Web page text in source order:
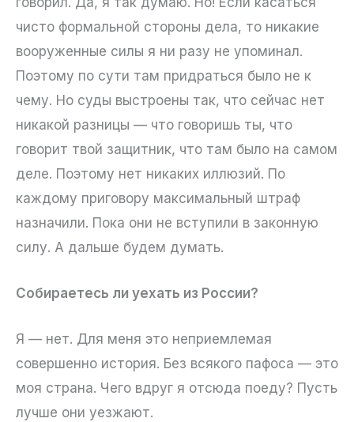
чисто формальной стороны дела, то никакие
вооруженные силы я ни разу не упоминал.
Поэтому по сути там придраться было не к
чему. Но суды выстроены так, что сейчас нет
никакой разницы — что говоришь ты, что
говорит твой защитник, что там было на самом
деле. Поэтому нет никаких иллюзий. По
каждому приговору максимальный штраф
назначили. Пока они не вступили в законную
силу. А дальше будем думать.
Собираетесь ли уехать из России?
Я — нет. Для меня это неприемлемая
совершенно история. Без всякого пафоса — это
моя страна. Чего вдруг я отсюда поеду? Пусть
лучше они уезжают.